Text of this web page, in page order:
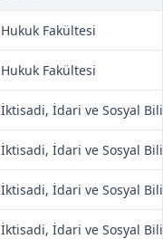
Hukuk Fakültesi
Hukuk Fakültesi
İktisadi, İdari ve Sosyal
İktisadi, İdari ve Sosyal
İktisadi, İdari ve Sosyal
İktisadi, İdari ve Sosyal